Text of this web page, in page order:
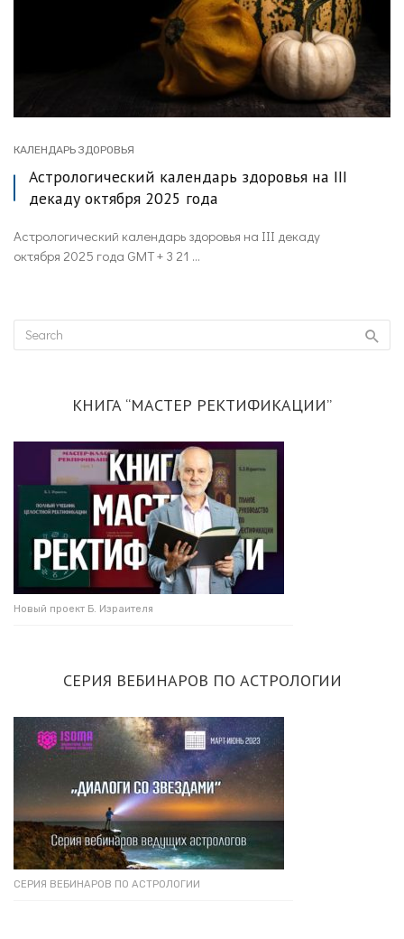
КАЛЕНДАРЬ ЗДОРОВЬЯ
Астрологический календарь здоровья на III
декаду октября 2025 года
Астрологический календарь здоровья на III декаду
октября 2025 года GMT + 3 21 ...
КНИГА “МАСТЕР РЕКТИФИКАЦИИ”
Новый проект Б. Израителя
СЕРИЯ ВЕБИНАРОВ ПО АСТРОЛОГИИ
СЕРИЯ ВЕБИНАРОВ ПО АСТРОЛОГИИ